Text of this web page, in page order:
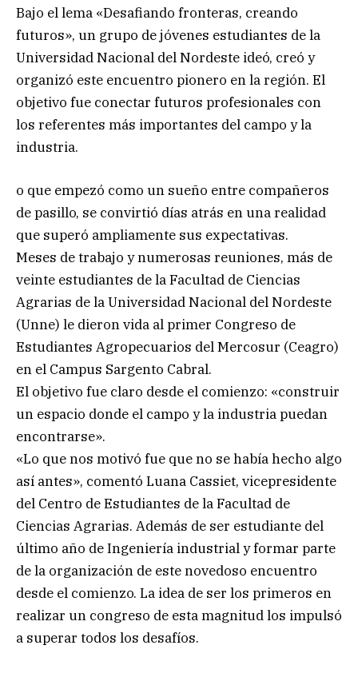
Bajo el lema «Desafiando fronteras, creando
futuros», un grupo de jóvenes estudiantes de la
Universidad Nacional del Nordeste ideó, creó y
organizó este encuentro pionero en la región. El
objetivo fue conectar futuros profesionales con
los referentes más importantes del campo y la
industria.
o que empezó como un sueño entre compañeros
de pasillo, se convirtió días atrás en una realidad
que superó ampliamente sus expectativas.
Meses de trabajo y numerosas reuniones, más de
veinte estudiantes de la Facultad de Ciencias
Agrarias de la Universidad Nacional del Nordeste
(Unne) le dieron vida al primer Congreso de
Estudiantes Agropecuarios del Mercosur (Ceagro)
en el Campus Sargento Cabral.
El objetivo fue claro desde el comienzo: «construir
un espacio donde el campo y la industria puedan
encontrarse».
«Lo que nos motivó fue que no se había hecho algo
así antes», comentó Luana Cassiet, vicepresidente
del Centro de Estudiantes de la Facultad de
Ciencias Agrarias. Además de ser estudiante del
último año de Ingeniería industrial y formar parte
de la organización de este novedoso encuentro
desde el comienzo. La idea de ser los primeros en
realizar un congreso de esta magnitud los impulsó
a superar todos los desafíos.